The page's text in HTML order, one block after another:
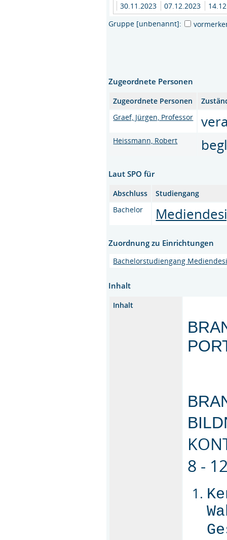
30.11.2023
07.12.2023
Gruppe [unbenannt]:
Zugeordnete Personen
Zugeordnete Personen
Graef, Jürgen, Professor
Heissmann, Robert
Laut SPO für
Abschluss
Studiengang
Bachelor
Zuordnung zu Einrichtungen
Bachelorstudiengang
Inhalt
Inhalt
8 -